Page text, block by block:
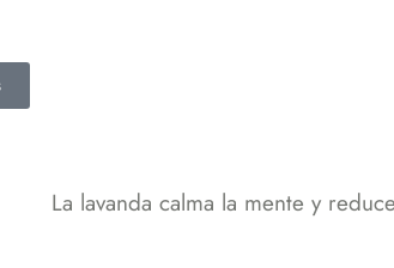
La lavanda calma la mente y